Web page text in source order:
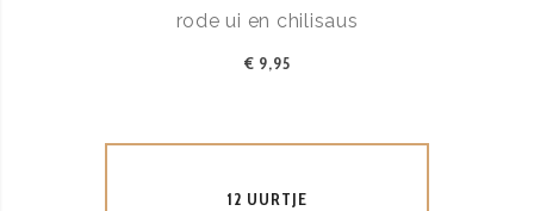
rode ui en chilisaus
€ 9,95
12 UURTJE